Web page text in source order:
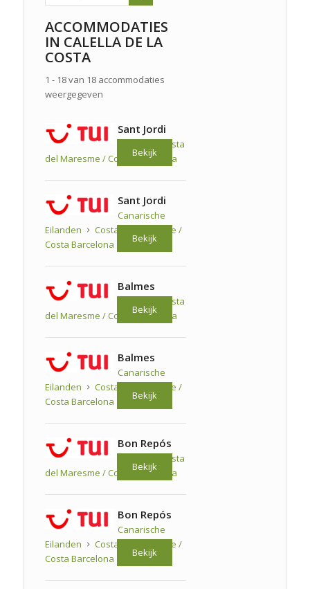
ACCOMMODATIES
IN CALELLA DE LA
COSTA
1 - 18 van 18 accommodaties
weergegeven
Sant Jordi
Costa
del Maresme / Costa Barcelona
Bekijk
Sant Jordi
Canarische
Eilanden
Costa del Maresme /
Costa Barcelona
Bekijk
Balmes
Costa
del Maresme / Costa Barcelona
Bekijk
Balmes
Canarische
Eilanden
Costa del Maresme /
Costa Barcelona
Bekijk
Bon Repós
Costa
del Maresme / Costa Barcelona
Bekijk
Bon Repós
Canarische
Eilanden
Costa del Maresme /
Costa Barcelona
Bekijk